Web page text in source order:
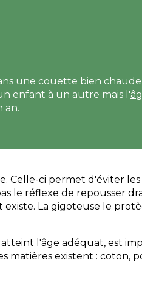
une couette bien
enfant à un autre mais l'
an.
Celle-ci permet d'éviter
le réflexe de repousser
La gigoteuse le
l'âge adéquat, est
matières existent : coton,